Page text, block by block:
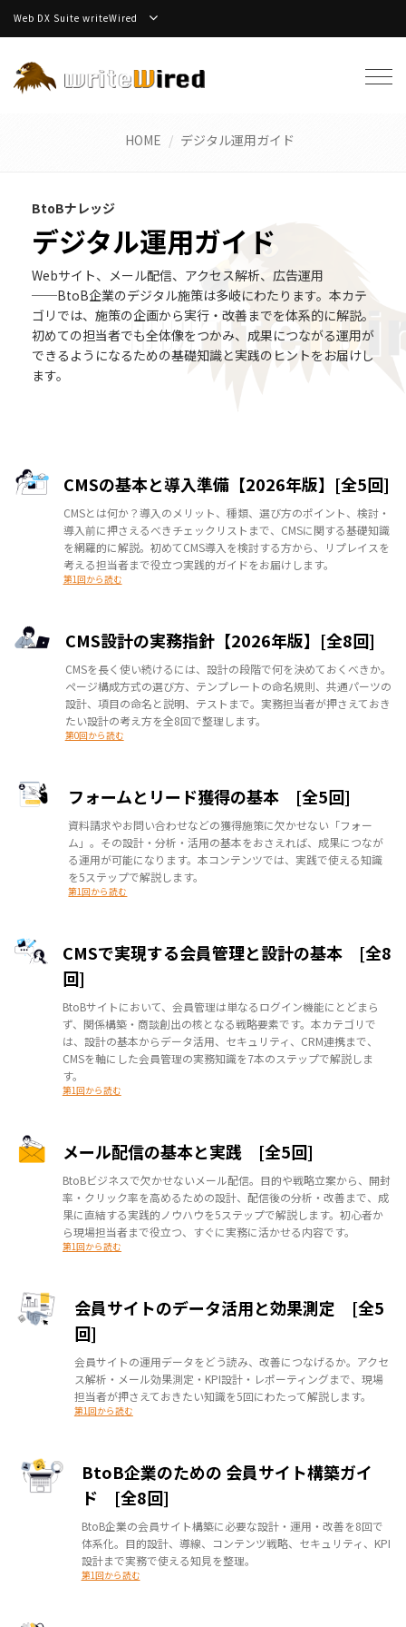
Web DX Suite writeWired
HOME デジタル運用ガイド
BtoBナレッジ
デジタル運用ガイド
Webサイト、メール配信、アクセス解析、広告運用
──BtoB企業のデジタル施策は多岐にわたります。本カテ
ゴリでは、施策の企画から実行・改善までを体系的に解説。
初めての担当者でも全体像をつかみ、成果につながる運用が
できるようになるための基礎知識と実践のヒントをお届けし
ます。
CMSの基本と導入準備【2026年版】[全5回]
CMSとは何か？導入のメリット、種類、選び方のポイント、検討・
導入前に押さえるべきチェックリストまで、CMSに関する基礎知識
を網羅的に解説。初めてCMS導入を検討する方から、リプレイスを
考える担当者まで役立つ実践的ガイドをお届けします。
第1回から読む
CMS設計の実務指針【2026年版】[全8回]
CMSを長く使い続けるには、設計の段階で何を決めておくべきか。
ページ構成方式の選び方、テンプレートの命名規則、共通パーツの
設計、項目の命名と説明、テストまで。実務担当者が押さえておき
たい設計の考え方を全8回で整理します。
第0回から読む
フォームとリード獲得の基本 [全5回]
資料請求やお問い合わせなどの獲得施策に欠かせない「フォー
ム」。その設計・分析・活用の基本をおさえれば、成果につなが
る運用が可能になります。本コンテンツでは、実践で使える知識
を5ステップで解説します。
第1回から読む
CMSで実現する会員管理と設計の基本 [全8
回]
BtoBサイトにおいて、会員管理は単なるログイン機能にとどまら
ず、関係構築・商談創出の核となる戦略要素です。本カテゴリで
は、設計の基本からデータ活用、セキュリティ、CRM連携まで、
CMSを軸にした会員管理の実務知識を7本のステップで解説しま
す。
第1回から読む
メール配信の基本と実践 [全5回]
BtoBビジネスで欠かせないメール配信。目的や戦略立案から、開封
率・クリック率を高めるための設計、配信後の分析・改善まで、成
果に直結する実践的ノウハウを5ステップで解説します。初心者か
ら現場担当者まで役立つ、すぐに実務に活かせる内容です。
第1回から読む
会員サイトのデータ活用と効果測定 [全5
回]
会員サイトの運用データをどう読み、改善につなげるか。アクセ
ス解析・メール効果測定・KPI設計・レポーティングまで、現場
担当者が押さえておきたい知識を5回にわたって解説します。
第1回から読む
BtoB企業のための 会員サイト構築ガイ
ド [全8回]
BtoB企業の会員サイト構築に必要な設計・運用・改善を8回で
体系化。目的設計、導線、コンテンツ戦略、セキュリティ、KPI
設計まで実務で使える知見を整理。
第1回から読む